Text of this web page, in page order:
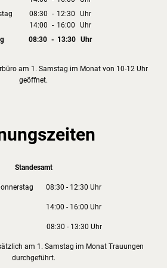
Von 14:00 bis 16:00 Uhr
08:30 - 12:30
Uhr
Von 08:30 bis 12:30 Uhr
14:00 - 16:00
Uhr
Von 14:00 bis 16:00 Uhr
08:30 - 13:30 Uhr
am 1. Samstag im Monat von 10-12 Uhr
geöffnet.
Standesamt
08:30 - 12:30 Uhr
14:00 - 16:00 Uhr
08:30 - 13:30 Uhr
am 1. Samstag im Monat Trauungen
durchgeführt.